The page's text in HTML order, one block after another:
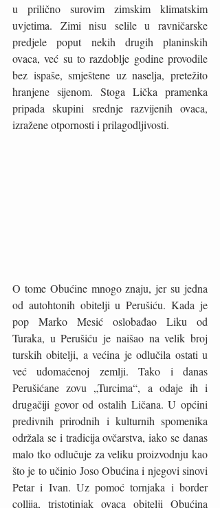
u prilično surovim zimskim klimatskim
uvjetima. Zimi nisu selile u ravničarske
predjele poput nekih drugih planinskih
ovaca, već su to razdoblje godine provodile
bez ispaše, smještene uz naselja, pretežito
hranjene sijenom. Stoga Lička pramenka
pripada skupini srednje razvijenih ovaca,
izražene otpornosti i prilagodljivosti.
O tome Obućine mnogo znaju, jer su jedna
od autohtonih obitelji u Perušiću. Kada je
pop Marko Mesić oslobađao Liku od
Turaka, u Perušiću je naišao na velik broj
turskih obitelji, a većina je odlučila ostati u
već udomaćenoj zemlji. Tako i danas
Perušićane zovu „Turcima“, a odaje ih i
drugačiji govor od ostalih Ličana. U općini
predivnih prirodnih i kulturnih spomenika
održala se i tradicija ovčarstva, iako se danas
malo tko odlučuje za veliku proizvodnju kao
što je to učinio Joso Obućina i njegovi sinovi
Petar i Ivan. Uz pomoć tornjaka i border
collija, tristotinjak ovaca obitelji Obućina